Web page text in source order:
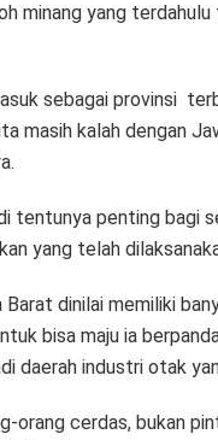
minang yang
sebagai provinsi
masih kalah dengan
tentunya penting
yang telah
dinilai memiliki
bisa maju ia
daerah industri otak
orang cerdas, bukan